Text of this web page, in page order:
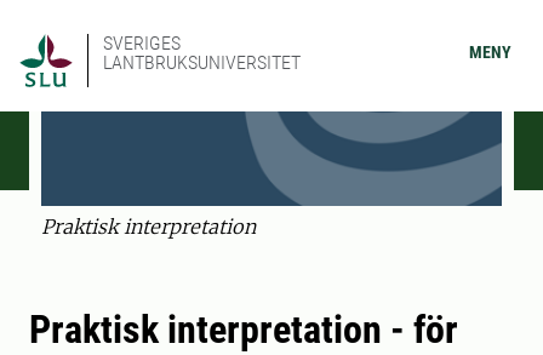
SVERIGES
LANTBRUKSUNIVERSITET
MENY
Praktisk interpretation
Praktisk interpretation - för